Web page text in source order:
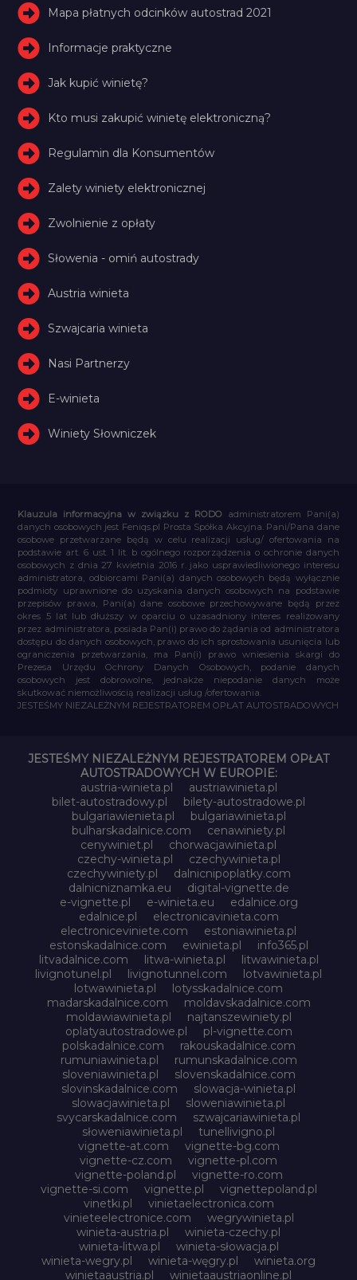
Mapa płatnych odcinków autostrad 2021
Informacje praktyczne
Jak kupić winietę?
Kto musi zakupić winietę elektroniczną?
Regulamin dla Konsumentów
Zalety winiety elektronicznej
Zwolnienie z opłaty
Słowenia - omiń autostrady
Austria winieta
Szwajcaria winieta
Nasi Partnerzy
E-winieta
Winiety Słowniczek
Klauzula informacyjna w związku z RODO administratorem Pani(a)
danych osobowych jest Feniqs.pl Prosta Spółka Akcyjna. Pani/Pana dane
osobowe przetwarzane będą w celu realizacji usług/ ofertowania na
podstawie art. 6 ust. 1 lit. b ogólnego rozporządzenia o ochronie danych
osobowych z dnia 27 kwietnia 2016 r. jako usprawiedliwionego interesu
administratora, odbiorcami Pani(a) danych osobowych będą wyłącznie
podmioty uprawnione do uzyskania danych osobowych na podstawie
przepisów prawa, Pani(a) dane osobowe przechowywane będą przez
okres 5 lat lub dłuższy w oparciu o uzasadniony interes realizowany
przez administratora, posiada Pan(i) prawo do żądania od administratora
dostępu do danych osobowych, prawo do ich sprostowania usunięcia lub
ograniczenia przetwarzania, ma Pan(i) prawo wniesienia skargi do
Prezesa Urzędu Ochrony Danych Osobowych, podanie danych
osobowych jest dobrowolne, jednakże niepodanie danych może
skutkować niemożliwością realizacji usług /ofertowania.
JESTEŚMY NIEZALEŻNYM REJESTRATOREM OPŁAT AUTOSTRADOWYCH
JESTEŚMY NIEZALEŻNYM REJESTRATOREM OPŁAT
AUTOSTRADOWYCH W EUROPIE:
austria-winieta.pl
austriawinieta.pl
bilet-autostradowy.pl
bilety-autostradowe.pl
bulgariawienieta.pl
bulgariawinieta.pl
bulharskadalnice.com
cenawiniety.pl
cenywiniet.pl
chorwacjawinieta.pl
czechy-winieta.pl
czechywinieta.pl
czechywiniety.pl
dalnicnipoplatky.com
dalnicniznamka.eu
digital-vignette.de
e-vignette.pl
e-winieta.eu
edalnice.org
edalnice.pl
electronicavinieta.com
electroniceviniete.com
estoniawinieta.pl
estonskadalnice.com
ewinieta.pl
info365.pl
litvadalnice.com
litwa-winieta.pl
litwawinieta.pl
livignotunel.pl
livignotunnel.com
lotvawinieta.pl
lotwawinieta.pl
lotysskadalnice.com
madarskadalnice.com
moldavskadalnice.com
moldawiawinieta.pl
najtanszewiniety.pl
oplatyautostradowe.pl
pl-vignette.com
polskadalnice.com
rakouskadalnice.com
rumuniawinieta.pl
rumunskadalnice.com
sloveniawinieta.pl
slovenskadalnice.com
slovinskadalnice.com
slowacja-winieta.pl
slowacjawinieta.pl
sloweniawinieta.pl
svycarskadalnice.com
szwajcariawinieta.pl
słoweniawinieta.pl
tunellivigno.pl
vignette-at.com
vignette-bg.com
vignette-cz.com
vignette-pl.com
vignette-poland.pl
vignette-ro.com
vignette-si.com
vignette.pl
vignettepoland.pl
vinetki.pl
vinietaelectronica.com
vinieteelectronice.com
wegrywinieta.pl
winieta-austria.pl
winieta-czechy.pl
winieta-litwa.pl
winieta-słowacja.pl
winieta-wegry.pl
winieta-węgry.pl
winieta.org
winietaaustria.pl
winietaaustriaonline.pl